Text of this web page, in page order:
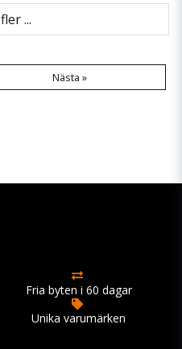
...
Nästa »
Fria byten i 60 dagar
Unika varumärken